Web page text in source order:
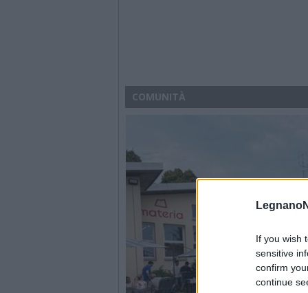
If you wish
sensitive
confirm
continue
COMUNITÀ